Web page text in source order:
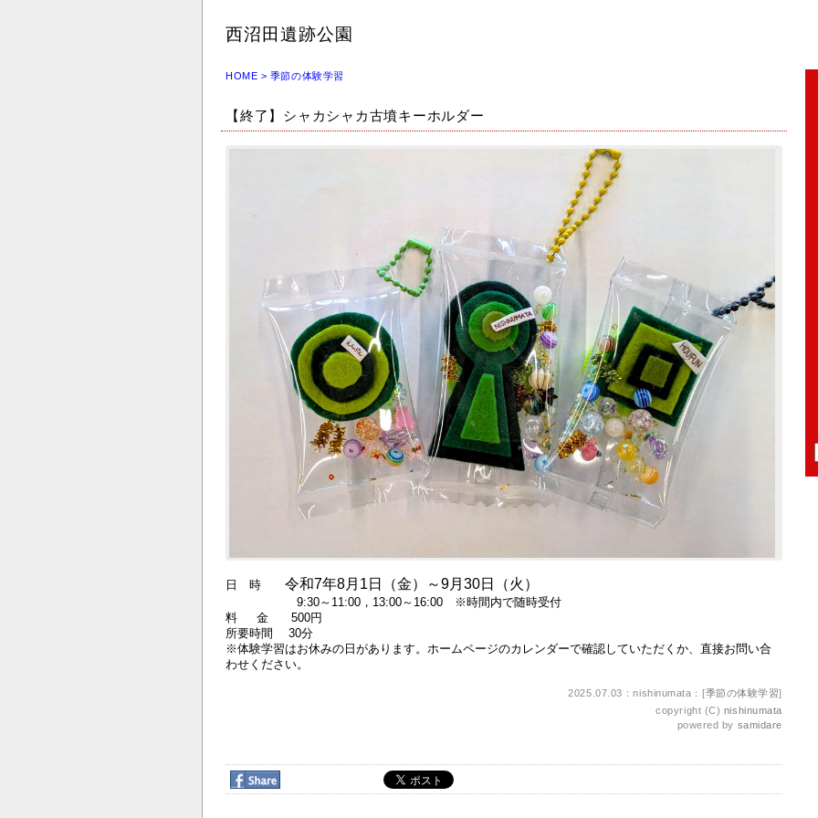
西沼田遺跡公園
HOME > 季節の体験学習
【終了】シャカシャカ古墳キーホルダー
日 時 令和7年8月1日（金）～9月30日（火）
9:30～11:00，13:00～16:00 ※時間内で随時受付
料 金 500円
所要時間 30分
※体験学習はお休みの日があります。ホームページのカレンダーで確認していただくか、直接お問い合
わせください。
2025.07.03：nishinumata：[季節の体験学習]
copyright (C) nishinumata
powered by samidare